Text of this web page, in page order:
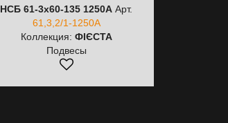
НСБ 61-3х60-135 1250А Арт.
61,3,2/1-1250А
Коллекция: ФІЄСТА
Подвесы